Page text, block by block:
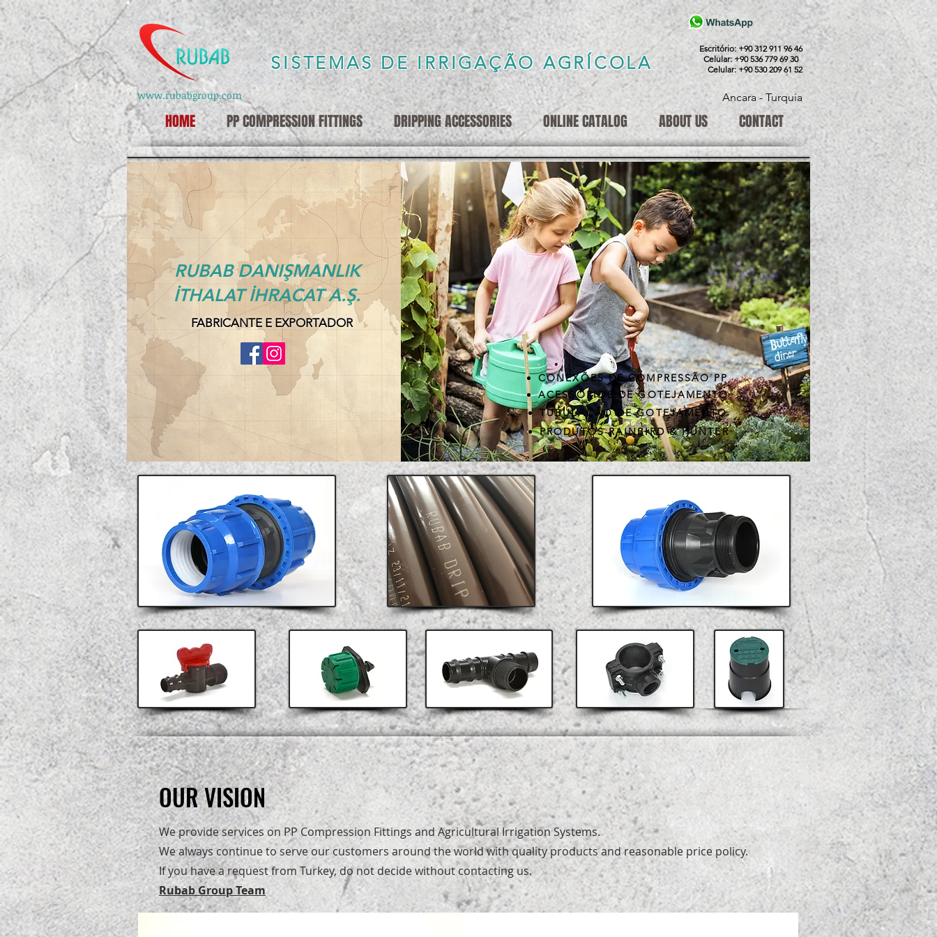
SISTEMAS DE IRRIGAÇÃO AGRÍCOLA
Escritório: +90 312 911 96 46
Celular: +90 536 779 69 30
Celular: +90 530 209 61 52
www.rubabgroup.com Ancara - Turquia
HOME PP COMPRESSION FITTINGS DRIPPING ACCESSORIES ONLINE CATALOG ABOUT US CONTACT
RUBAB DANIŞMANLIK
İTHALAT İHRACAT A.Ş.
FABRICANTE E EXPORTADOR
CONEXÕES DE COMPRESSÃO PP
ACESSÓRIOS DE GOTEJAMENTO
TUBULAÇÃO DE GOTEJAMENTO
PRODUTOS RAINBIRD & HUNTER
OUR VISION
OUR VISION
We provide services on PP Compression Fittings and Agricultural Irrigation Systems.
We always continue to serve our customers around the world with quality products and reasonable price policy.
If you have a request from Turkey, do not decide without contacting us.
Rubab Group Team